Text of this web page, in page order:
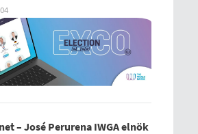
– José Perurena IWGA elnök